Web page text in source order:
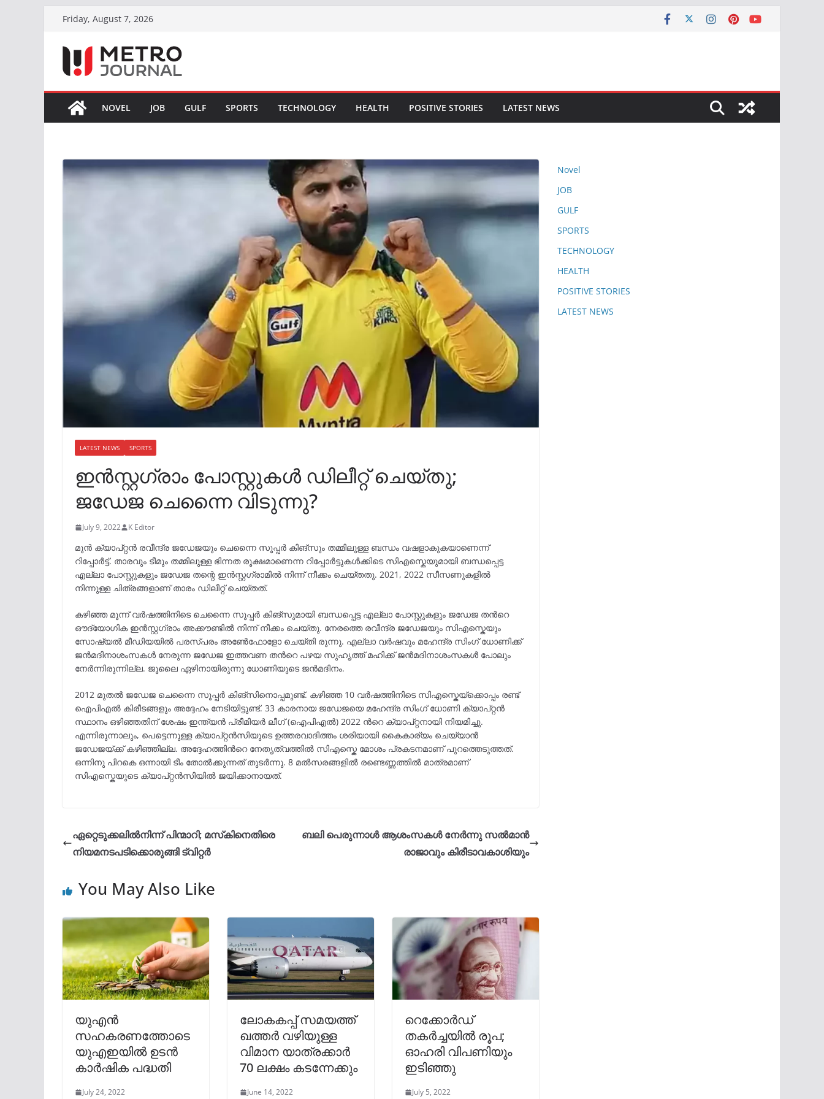
content
Friday, August 7, 2026
NOVEL JOB GULF SPORTS TECHNOLOGY HEALTH POSITIVE STORIES LATEST NEWS
LATEST NEWS SPORTS
ഇൻസ്റ്റഗ്രാം പോസ്റ്റുകൾ ഡിലീറ്റ് ചെയ്തു;
ജഡേജ ചെന്നൈ വിടുന്നു?
July 9, 2022 K Editor
മുൻ ക്യാപ്റ്റൻ രവീന്ദ്ര ജഡേജയും ചെന്നൈ സൂപ്പർ കിങ്സും തമ്മിലുള്ള ബന്ധം വഷളാകുകയാണെന്ന്
റിപ്പോർട്ട്. താരവും ടീമും തമ്മിലുള്ള ഭിന്നത രൂക്ഷമാണെന്ന റിപ്പോർട്ടുകൾക്കിടെ സിഎസ്കെയുമായി ബന്ധപ്പെട്ട
എല്ലാ പോസ്റ്റുകളും ജഡേജ തന്റെ ഇൻസ്റ്റഗ്രാമിൽ നിന്ന് നീക്കം ചെയ്തതു. 2021, 2022 സീസണുകളിൽ
നിന്നുള്ള ചിത്രങ്ങളാണ് താരം ഡിലീറ്റ് ചെയ്തത്.
കഴിഞ്ഞ മൂന്ന് വർഷത്തിനിടെ ചെന്നൈ സൂപ്പർ കിങ്സുമായി ബന്ധപ്പെട്ട എല്ലാ പോസ്റ്റുകളും ജഡേജ തന്‍റെ
ഔദ്യോഗിക ഇൻസ്റ്റഗ്രാം അക്കൗണ്ടിൽ നിന്ന് നീക്കം ചെയ്തു. നേരത്തെ രവീന്ദ്ര ജഡേജയും സിഎസ്കെയും
സോഷ്യൽ മീഡിയയിൽ പരസ്പരം അൺേഫോളോ ചെയ്തി രുന്നു. എല്ലാ വർഷവും മഹേന്ദ്ര സിംഗ് ധോണിക്ക്
ജൻമദിനാശംസകൾ നേരുന്ന ജഡേജ ഇത്തവണ തന്‍റെ പഴയ സുഹൃത്ത് മഹിക്ക് ജൻമദിനാശംസകൾ പോലും
നേർന്നിരുന്നില്ല. ജൂലൈ ഏഴിനായിരുന്നു ധോണിയുടെ ജൻമദിനം.
2012 മുതൽ ജഡേജ ചെന്നൈ സൂപ്പർ കിങ്സിനൊപ്പമുണ്ട്. കഴിഞ്ഞ 10 വർഷത്തിനിടെ സിഎസ്കെയ്ക്കൊപ്പം രണ്ട്
ഐപിഎൽ കിരീടങ്ങളും അദ്ദേഹം നേടിയിട്ടുണ്ട്. 33 കാരനായ ജഡേജയെ മഹേന്ദ്ര സിംഗ് ധോണി ക്യാപ്റ്റൻ
സ്ഥാനം ഒഴിഞ്ഞതിന് ശേഷം ഇന്ത്യൻ പ്രീമിയർ ലീഗ് (ഐപിഎൽ) 2022 ന്‍റെ ക്യാപ്റ്റനായി നിയമിച്ചു.
എന്നിരുന്നാലും, പെട്ടെന്നുള്ള ക്യാപ്റ്റൻസിയുടെ ഉത്തരവാദിത്തം ശരിയായി കൈകാര്യം ചെയ്യാൻ
ജഡേജയ്ക്ക് കഴിഞ്ഞില്ല. അദ്ദേഹത്തിന്‍റെ നേതൃത്വത്തിൽ സിഎസ്കെ മോശം പ്രകടനമാണ് പുറത്തെടുത്തത്.
ഒന്നിനു പിറകെ ഒന്നായി ടീം തോൽക്കുന്നത് തുടർന്നു. 8 മൽസരങ്ങളിൽ രണ്ടെണ്ണത്തിൽ മാത്രമാണ്
സിഎസ്കെയുടെ ക്യാപ്റ്റൻസിയിൽ ജയിക്കാനായത്.
ഏറ്റെടുക്കലില്‍നിന്ന് പിന്മാറി; മസ്‌കിനെതിരെ
നിയമനടപടിക്കൊരുങ്ങി ട്വിറ്റര്‍
ബലി പെരുന്നാൾ ആശംസകൾ നേർന്നു സൽമാൻ
രാജാവും കിരീടാവകാശിയും
You May Also Like
യുഎൻ
സഹകരണത്തോടെ
യുഎഇയിൽ ഉടൻ
കാർഷിക പദ്ധതി
July 24, 2022
ലോകകപ്പ് സമയത്ത്
ഖത്തർ വഴിയുള്ള
വിമാന യാത്രക്കാർ
70 ലക്ഷം കടന്നേക്കും
June 14, 2022
റെക്കോർഡ്
തകർച്ചയിൽ രൂപ;
ഓഹരി വിപണിയും
ഇടിഞ്ഞു
July 5, 2022
Novel
JOB
GULF
SPORTS
TECHNOLOGY
HEALTH
POSITIVE STORIES
LATEST NEWS